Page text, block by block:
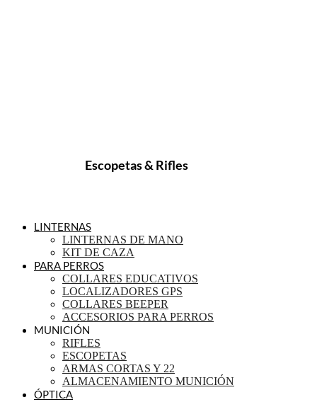
Escopetas & Rifles
LINTERNAS
LINTERNAS DE MANO
KIT DE CAZA
PARA PERROS
COLLARES EDUCATIVOS
LOCALIZADORES GPS
COLLARES BEEPER
ACCESORIOS PARA PERROS
MUNICIÓN
RIFLES
ESCOPETAS
ARMAS CORTAS Y 22
ALMACENAMIENTO MUNICIÓN
ÓPTICA